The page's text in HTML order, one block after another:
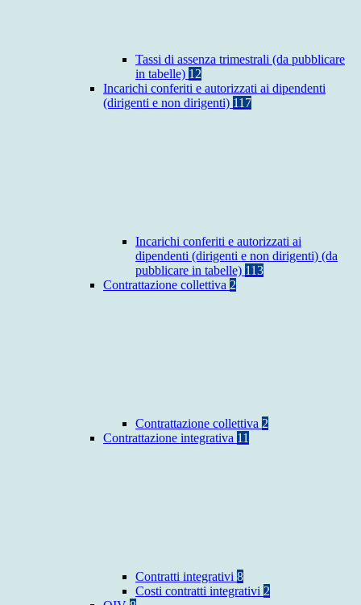
Tassi di assenza trimestrali (da pubblicare
in tabelle) 12
Incarichi conferiti e autorizzati ai dipendenti
(dirigenti e non dirigenti) 117
Incarichi conferiti e autorizzati ai
dipendenti (dirigenti e non dirigenti) (da
pubblicare in tabelle) 113
Contrattazione collettiva 2
Contrattazione collettiva 2
Contrattazione integrativa 11
Contratti integrativi 8
Costi contratti integrativi 2